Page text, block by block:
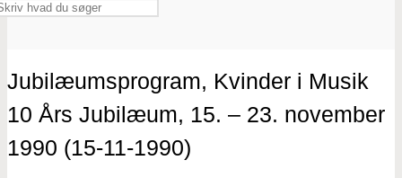
Jubilæumsprogram, Kvinder i Musik
10 Års Jubilæum, 15. – 23. november
1990 (15-11-1990)